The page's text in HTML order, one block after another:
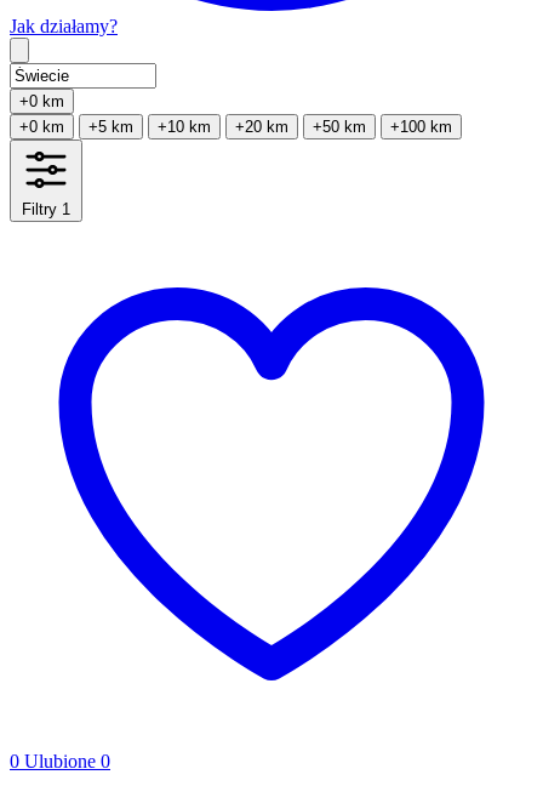
Jak działamy?
+0 km
+0 km
+5 km +10 km +20 km +50 km +100 km
Filtry 1
0 Ulubione 0